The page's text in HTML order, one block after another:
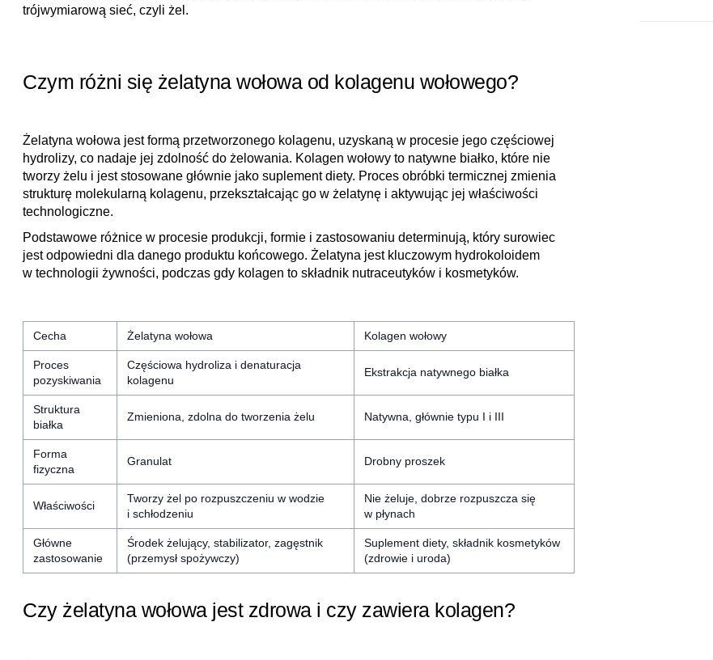
trójwymiarową sieć, czyli żel.
Czym różni się żelatyna wołowa od kolagenu wołowego?
Żelatyna wołowa jest formą przetworzonego kolagenu, uzyskaną w procesie jego częściowej
hydrolizy, co nadaje jej zdolność do żelowania. Kolagen wołowy to natywne białko, które nie
tworzy żelu i jest stosowane głównie jako suplement diety. Proces obróbki termicznej zmienia
strukturę molekularną kolagenu, przekształcając go w żelatynę i aktywując jej właściwości
technologiczne.
Podstawowe różnice w procesie produkcji, formie i zastosowaniu determinują, który surowiec
jest odpowiedni dla danego produktu końcowego. Żelatyna jest kluczowym hydrokoloidem
w technologii żywności, podczas gdy kolagen to składnik nutraceutyków i kosmetyków.
Cecha Żelatyna wołowa Kolagen wołowy
Proces
pozyskiwania
Częściowa hydroliza i denaturacja
kolagenu
Ekstrakcja natywnego białka
Struktura
białka
Zmieniona, zdolna do tworzenia żelu Natywna, głównie typu I i III
Forma
fizyczna
Granulat Drobny proszek
Właściwości
Tworzy żel po rozpuszczeniu w wodzie
i schłodzeniu
Nie żeluje, dobrze rozpuszcza się
w płynach
Główne
zastosowanie
Środek żelujący, stabilizator, zagęstnik
(przemysł spożywczy)
Suplement diety, składnik kosmetyków
(zdrowie i uroda)
Czy żelatyna wołowa jest zdrowa i czy zawiera kolagen?